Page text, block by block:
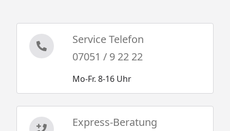
Service Telefon
07051 / 9 22 22
Mo-Fr. 8-16 Uhr
Express-Beratung